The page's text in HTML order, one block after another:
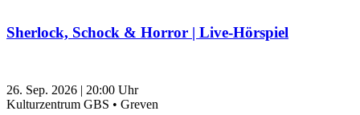
Sherlock, Schock & Horror | Live-Hörspiel
26. Sep. 2026 | 20:00 Uhr
Kulturzentrum GBS • Greven